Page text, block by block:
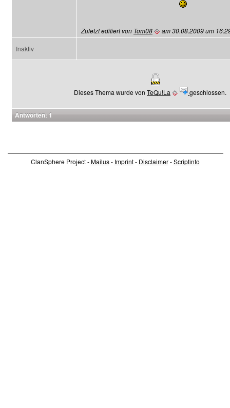
Zuletzt editiert von Tom08 am 30.08.2009 um
Inaktiv
Dieses Thema wurde von TeQu!La geschlossen.
Antworten: 1
ClanSphere Project -Mailus- Imprint- Disclaimer-Scriptinfo